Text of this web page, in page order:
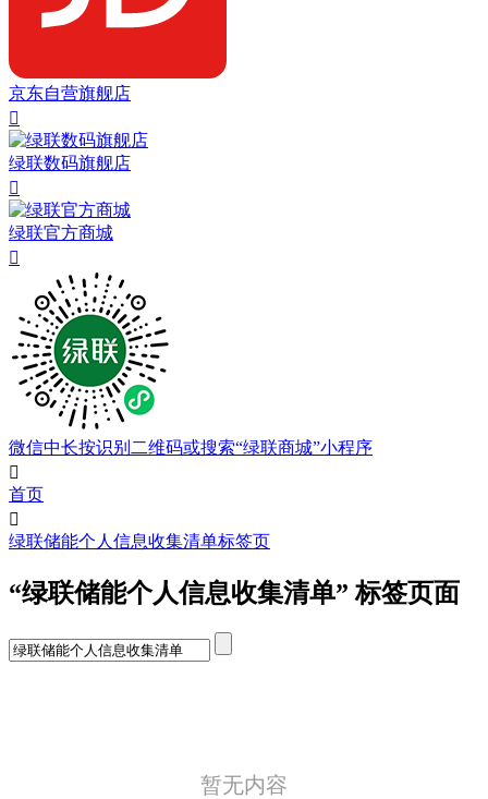
京东自营旗舰店

绿联数码旗舰店

绿联官方商城

微信中长按识别二维码或搜索“绿联商城”小程序

首页

绿联储能个人信息收集清单标签页
“绿联储能个人信息收集清单” 标签页面
暂无内容